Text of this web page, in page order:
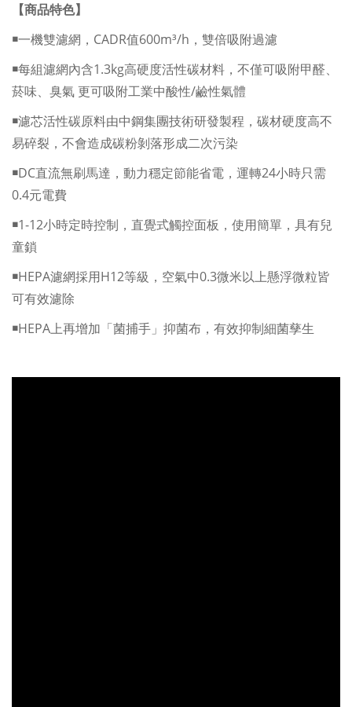
【商品特色】
￭一機雙濾網，CADR值600m³/h，雙倍吸附過濾
￭每組濾網內含1.3kg高硬度活性碳材料，不僅可吸附甲醛、
菸味、臭氣 更可吸附工業中酸性/鹼性氣體
￭濾芯活性碳原料由中鋼集團技術研發製程，碳材硬度高不
易碎裂，不會造成碳粉剝落形成二次污染
￭DC直流無刷馬達，動力穩定節能省電，運轉24小時只需
0.4元電費
￭1-12小時定時控制，直覺式觸控面板，使用簡單，具有兒
童鎖
￭HEPA濾網採用H12等級，空氣中0.3微米以上懸浮微粒皆
可有效濾除
￭HEPA上再增加「菌捕手」抑菌布，有效抑制細菌孳生